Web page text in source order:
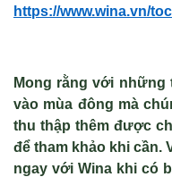
https://www.wina.vn/
Mong rằng với những
vào mùa đông mà
thu thập thêm được
để tham khảo khi cần.
ngay với Wina khi có